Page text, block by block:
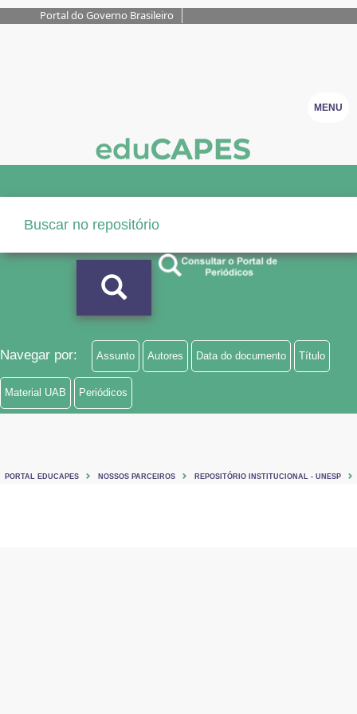
Portal do Governo Brasileiro
MENU
Navegar por: Assunto Autores Data do documento Título
Material UAB Periódicos
PORTAL EDUCAPES NOSSOS PARCEIROS REPOSITÓRIO INSTITUCIONAL - UNESP